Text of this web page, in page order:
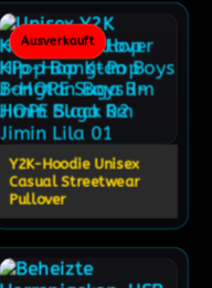
Ausverkauft
Y2K-Hoodie Unisex
Casual Streetwear
Pullover